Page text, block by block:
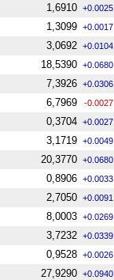
1,6910 +0.0025
1,3099 +0.0017
3,0692 +0.0104
18,5390 +0.0680
7,3926 +0.0306
6,7969 -0.0027
0,3704 +0.0027
3,1719 +0.0049
20,3770 +0.0680
0,8906 +0.0033
2,7050 +0.0091
8,0003 +0.0269
3,7232 +0.0339
0,9528 +0.0026
27,9290 +0.0940